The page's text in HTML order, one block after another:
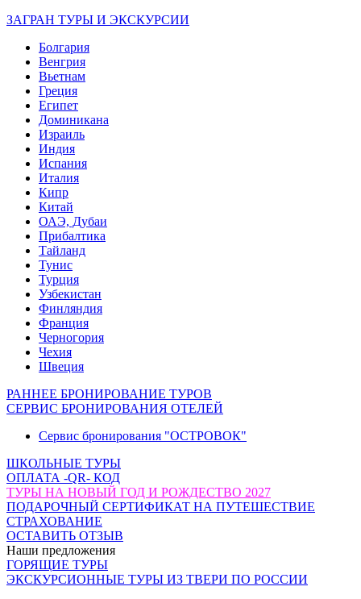
ЗАГРАН ТУРЫ И ЭКСКУРСИИ
Болгария
Венгрия
Вьетнам
Греция
Египет
Доминикана
Израиль
Индия
Испания
Италия
Кипр
Китай
ОАЭ, Дубаи
Прибалтика
Тайланд
Тунис
Турция
Узбекистан
Финляндия
Франция
Черногория
Чехия
Швеция
РАННЕЕ БРОНИРОВАНИЕ ТУРОВ
СЕРВИС БРОНИРОВАНИЯ ОТЕЛЕЙ
Сервис бронирования "ОСТРОВОК"
ШКОЛЬНЫЕ ТУРЫ
ОПЛАТА -QR- КОД
ТУРЫ НА НОВЫЙ ГОД И РОЖДЕСТВО 2027
ПОДАРОЧНЫЙ СЕРТИФИКАТ НА ПУТЕШЕСТВИЕ
СТРАХОВАНИЕ
ОСТАВИТЬ ОТЗЫВ
Наши предложения
ГОРЯЩИЕ ТУРЫ
ЭКСКУРСИОННЫЕ ТУРЫ ИЗ ТВЕРИ ПО РОССИИ